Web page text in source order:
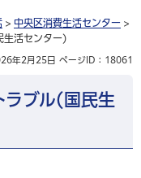
> 中央区消費生活センター >
生活センター)
年2月25日 ページID：18061
ラブル(国民生